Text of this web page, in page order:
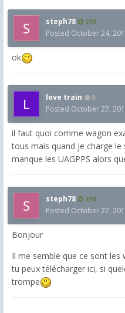
steph78 210
Posted October 24,
ok
love train 0
Posted October 27,
il faut quoi comme wagon
tous mais quand je charge le
manque les UAGPPS alors
steph78 210
Posted October 27,
Bonjour
Il me semble que ce sont les
tu peux télécharger ici, si
trompe